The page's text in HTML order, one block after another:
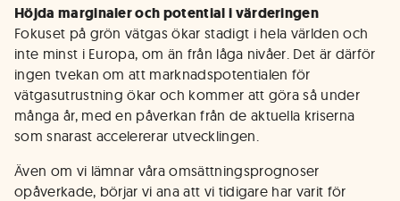
Höjda marginaler och potential i värderingen
Fokuset på grön vätgas ökar stadigt i hela världen och
inte minst i Europa, om än från låga nivåer. Det är därför
ingen tvekan om att marknadspotentialen för
vätgasutrustning ökar och kommer att göra så under
många år, med en påverkan från de aktuella kriserna
som snarast accelererar utvecklingen.
Även om vi lämnar våra omsättningsprognoser
opåverkade, börjar vi ana att vi tidigare har varit för